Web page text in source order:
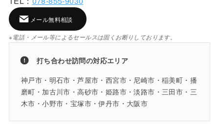
メール無料相談
※電話・メール等によるセールスは固くお断りしております。
打ち合わせ訪問の対応エリア
神戸市・明石市・芦屋市・西宮市・尼崎市・稲美町・播
磨町・加古川市・高砂市・姫路市・淡路市・三田市・三
木市・小野市・宝塚市・伊丹市・大阪市